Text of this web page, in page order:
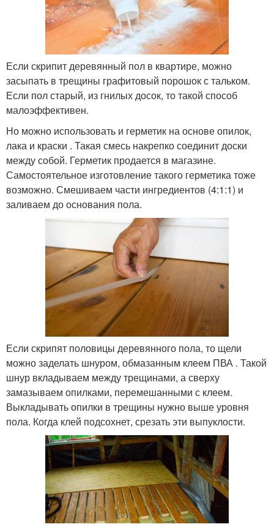
Если скрипит деревянный пол в квартире, можно
засыпать в трещины графитовый порошок с тальком.
Если пол старый, из гнилых досок, то такой способ
малоэффективен.
Но можно использовать и герметик на основе опилок,
лака и краски . Такая смесь накрепко соединит доски
между собой. Герметик продается в магазине.
Самостоятельное изготовление такого герметика тоже
возможно. Смешиваем части ингредиентов (4:1:1) и
заливаем до основания пола.
Если скрипят половицы деревянного пола, то щели
можно заделать шнуром, обмазанным клеем ПВА . Такой
шнур вкладываем между трещинами, а сверху
замазываем опилками, перемешанными с клеем.
Выкладывать опилки в трещины нужно выше уровня
пола. Когда клей подсохнет, срезать эти выпуклости.